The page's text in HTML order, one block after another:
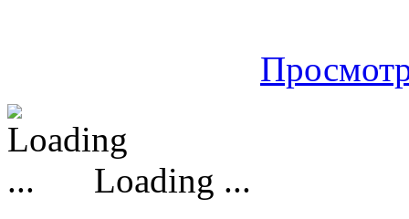
Loading ...